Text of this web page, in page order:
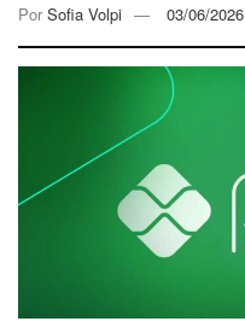
Por Sofia Volpi 03/06/2026